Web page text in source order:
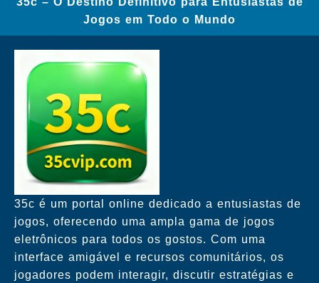
Jogos em Todo o Mundo
35c é um portal online dedicado a entusiastas de
jogos, oferecendo uma ampla gama de jogos
eletrônicos para todos os gostos. Com uma
interface amigável e recursos comunitários, os
jogadores podem interagir, discutir estratégias e